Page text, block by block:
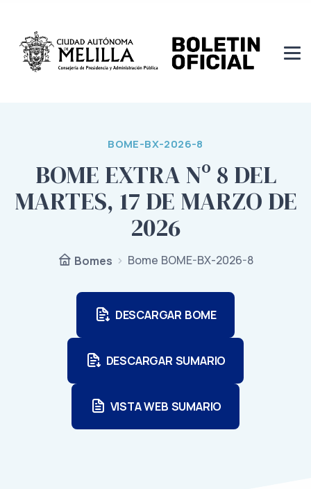
BOME-BX-2026-8
BOME EXTRA Nº 8 DEL
MARTES, 17 DE MARZO DE
2026
Bomes Bome BOME-BX-2026-8
DESCARGAR BOME
DESCARGAR SUMARIO
VISTA WEB SUMARIO